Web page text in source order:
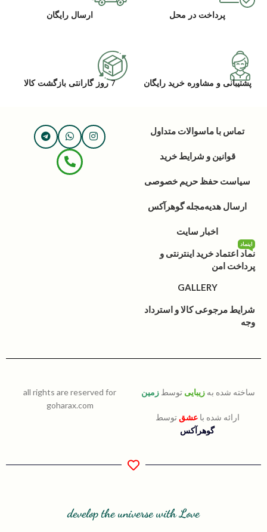
پرداخت در محل ارسال رایگان
پشتیبانی و مشاوره خرید رایگان 7 روز گارانتی بازگشت کالا
تماس با ماسوالات متداول
قوانین و شرایط خرید
سیاست حفظ حریم خصوصی
ارسال هدیهمجله گوهرآکس
اخبار سایت
نماد اعتماد خرید اینترنتی و
پرداخت امن
اینماد
GALLERY
شرایط مرجوعی کالا و استرداد
وجه
ساخته شده به زیبایی توسط زمین
ارائه شده باعشق توسط
گوهرآکس
all rights are reserved for
goharax.com
develop the universe with Love